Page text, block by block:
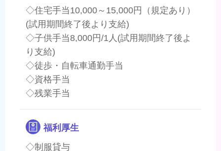
◇住宅手当10,000～15,000円（規定あり）
(試用期間終了後より支給)
◇子供手当8,000円/1人(試用期間終了後よ
り支給)
◇徒歩・自転車通勤手当
◇資格手当
◇残業手当
福利厚生
◇制服貸与